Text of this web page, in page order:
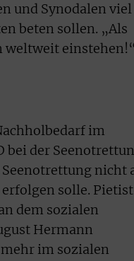
und Synodalen viel
beten sollen. „Als
weltweit
im
bei der
nicht
solle.
dem sozialen
Hermann
im sozialen